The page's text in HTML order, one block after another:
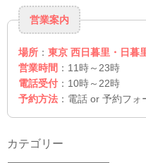
営業案内
場所 ： 東京 西日暮里・日暮
営業時間 ：11時～23時
電話受付 ：10時～22時
予約方法 ：電話 or 予約フォ
カテゴリー